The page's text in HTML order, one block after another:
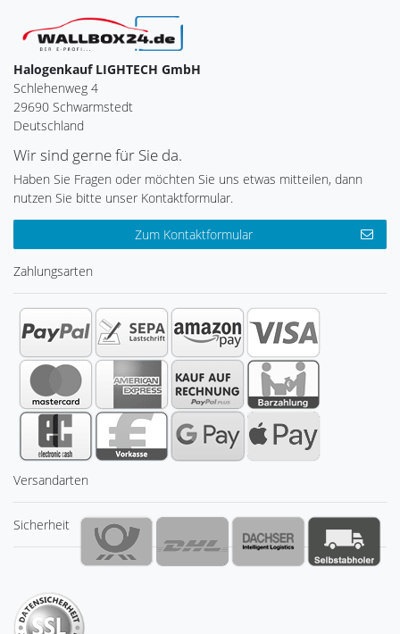
Halogenkauf LIGHTECH GmbH
Schlehenweg 4
29690 Schwarmstedt
Deutschland
Wir sind gerne für Sie da.
Haben Sie Fragen oder möchten Sie uns etwas mitteilen, dann
nutzen Sie bitte unser Kontaktformular.
Zum Kontaktformular
Zahlungsarten
Versandarten
Sicherheit